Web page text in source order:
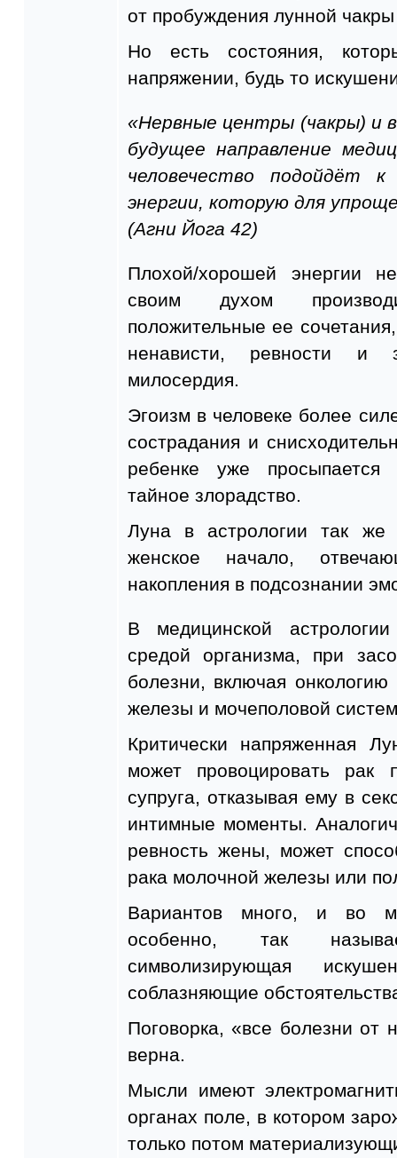
от пробуждения лунной
Но есть состояния,
напряжении, будь то
«Нервные центры (чакры) и
будущее направление
человечество подойдёт
энергии, которую для
(Агни Йога 42)
Плохой/хорошей энергии
своим духом
положительные ее
ненависти, ревности и
милосердия.
Эгоизм в человеке более
сострадания и
ребенке уже просыпается
тайное злорадство.
Луна в астрологии так же
женское начало,
накопления в подсознании
В медицинской
средой организма, при
болезни, включая
железы и мочеполовой
Критически напряженная
может провоцировать рак
супруга, отказывая ему в
интимные моменты.
ревность жены, может
рака молочной железы или
Вариантов много, и во
особенно, так
символизирующая
соблазняющие
Поговорка, «все болезни от
верна.
Мысли имеют
органах поле, в котором
только потом